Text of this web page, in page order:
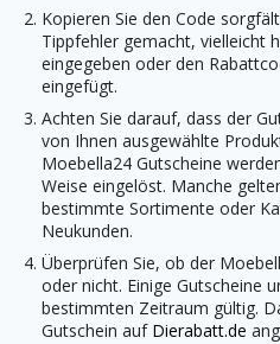
Kopieren Sie den Code
Tippfehler gemacht, vielleicht
eingegeben oder den
eingefügt.
Achten Sie darauf, dass der
von Ihnen ausgewählte
Moebella24 Gutscheine
Weise eingelöst. Manche
bestimmte Sortimente oder
Neukunden.
Überprüfen Sie, ob der
oder nicht. Einige Gutscheine
bestimmten Zeitraum gültig.
Gutschein auf Dierabatt.de